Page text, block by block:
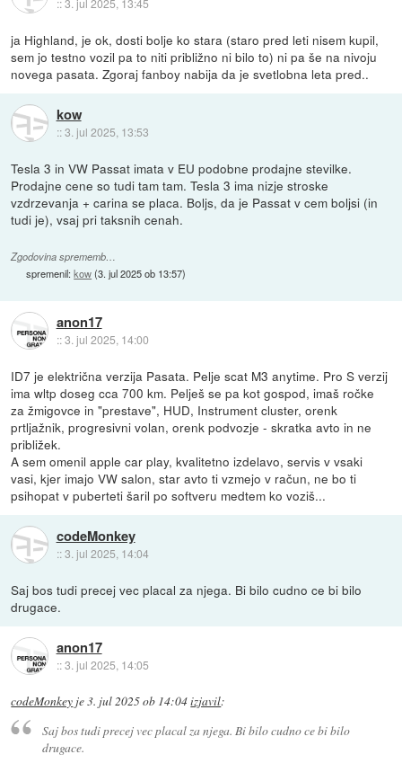
::3. jul 2025, 13:45
ja Highland, je ok, dosti bolje ko stara (staro pred leti nisem kupil,
sem jo testno vozil pa to niti približno ni bilo to) ni pa še na nivoju
novega pasata. Zgoraj fanboy nabija da je svetlobna leta pred..
kow
::3. jul 2025, 13:53
Tesla 3 in VW Passat imata v EU podobne prodajne stevilke.
Prodajne cene so tudi tam tam. Tesla 3 ima nizje stroske
vzdrzevanja + carina se placa. Boljs, da je Passat v cem boljsi (in
tudi je), vsaj pri taksnih cenah.
Zgodovina sprememb…
spremenil:kow(3. jul 2025 ob 13:57)
anon17
::3. jul 2025, 14:00
ID7 je električna verzija Pasata. Pelje scat M3 anytime. Pro S verzij
ima wltp doseg cca 700 km. Pelješ se pa kot gospod, imaš ročke
za žmigovce in "prestave", HUD, Instrument cluster, orenk
prtljažnik, progresivni volan, orenk podvozje - skratka avto in ne
približek.
A sem omenil apple car play, kvalitetno izdelavo, servis v vsaki
vasi, kjer imajo VW salon, star avto ti vzmejo v račun, ne bo ti
psihopat v puberteti šaril po softveru medtem ko voziš...
codeMonkey
::3. jul 2025, 14:04
Saj bos tudi precej vec placal za njega. Bi bilo cudno ce bi bilo
drugace.
anon17
::3. jul 2025, 14:05
codeMonkey je3. jul 2025 ob 14:04izjavil:
Saj bos tudi precej vec placal za njega. Bi bilo cudno ce bi bilo
drugace.